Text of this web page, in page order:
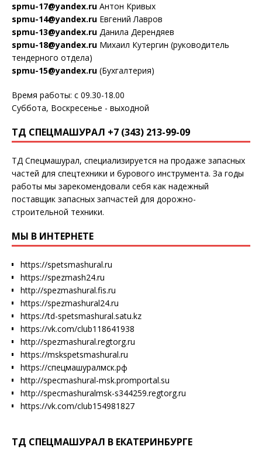
spmu-17@yandex.ru Антон Кривых
spmu-14@yandex.ru Евгений Лавров
spmu-13@yandex.ru Данила Дерендяев
spmu-18@yandex.ru Михаил Кутергин (руководитель
тендерного отдела)
spmu-15@yandex.ru (Бухгалтерия)
Время работы: с 09.30-18.00
Суббота, Воскресенье - выходной
ТД СПЕЦМАШУРАЛ +7 (343) 213-99-09
ТД Спецмашурал, специализируется на продаже запасных
частей для спецтехники и бурового инструмента. За годы
работы мы зарекомендовали себя как надежный
поставщик запасных запчастей для дорожно-
строительной техники.
МЫ В ИНТЕРНЕТЕ
https://spetsmashural.ru
https://spezmash24.ru
http://spezmashural.fis.ru
https://spezmashural24.ru
https://td-spetsmashural.satu.kz
https://vk.com/club118641938
http://spezmashural.regtorg.ru
https://mskspetsmashural.ru
https://спецмашуралмск.рф
http://specmashural-msk.promportal.su
http://specmashuralmsk-s344259.regtorg.ru
https://vk.com/club154981827
ТД СПЕЦМАШУРАЛ В ЕКАТЕРИНБУРГЕ